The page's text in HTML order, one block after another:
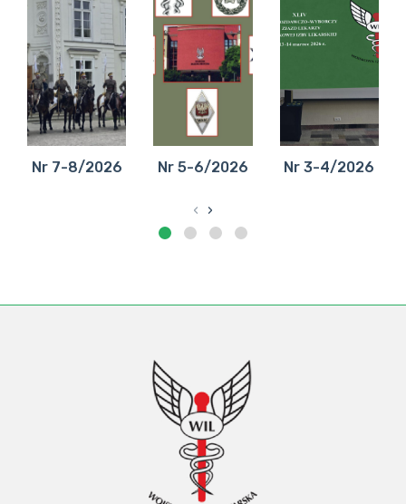
Nr 7-8/2026 Nr 5-6/2026 Nr 3-4/2026
‹ ›